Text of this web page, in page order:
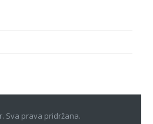
Sva prava pridržana.